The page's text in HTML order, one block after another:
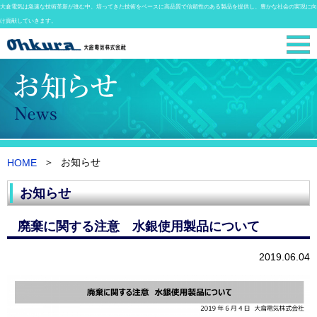
大倉電気は急速な技術革新が進む中、培ってきた技術をベースに高品質で信頼性のある製品を提供し、豊かな社会の実現に向
け貢献していきます。
HOME お知らせ
お知らせ
廃棄に関する注意 水銀使用製品について
2019.06.04